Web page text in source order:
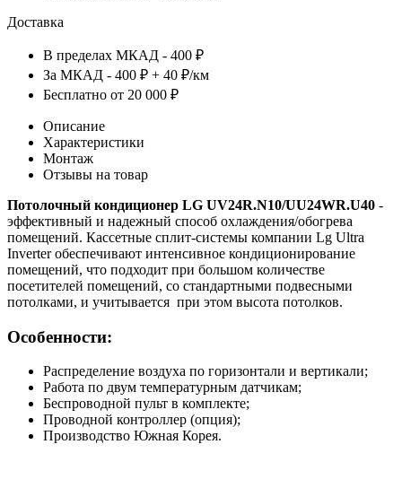
Доставка
В пределах МКАД - 400 ₽
За МКАД - 400 ₽ + 40 ₽/км
Бесплатно от 20 000 ₽
Описание
Характеристики
Монтаж
Отзывы на товар
Потолочный кондиционер LG UV24R.N10/UU24WR.U40 -
эффективный и надежный способ охлаждения/обогрева
помещений. Кассетные сплит-системы компании Lg Ultra
Inverter обеспечивают интенсивное кондиционирование
помещений, что подходит при большом количестве
посетителей помещений, со стандартными подвесными
потолками, и учитывается при этом высота потолков.
Особенности:
Распределение воздуха по горизонтали и вертикали;
Работа по двум температурным датчикам;
Беспроводной пульт в комплекте;
Проводной контроллер (опция);
Производство Южная Корея.